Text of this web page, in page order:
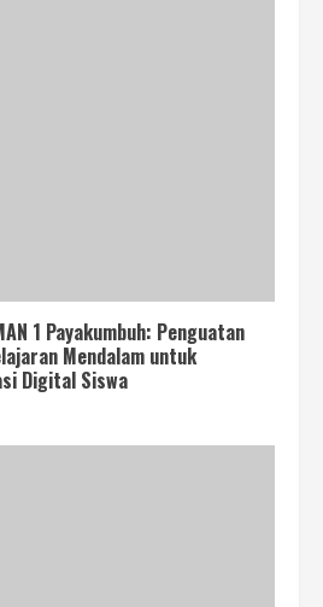
1 Payakumbuh: Penguatan
Mendalam untuk
Digital Siswa